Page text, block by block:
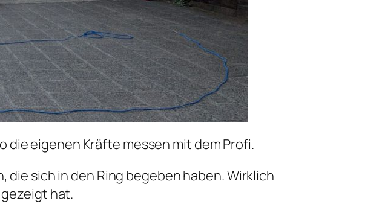
eigenen Kräfte messen mit dem Profi.
sich in den Ring begeben haben. Wirklich
hat.